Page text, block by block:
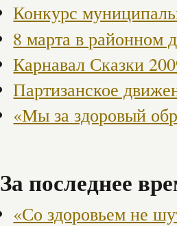
Конкурс
8 марта в районном
Карнавал Сказки
Партизанское
«Мы за здоровый
За последнее
«Со здоровьем не